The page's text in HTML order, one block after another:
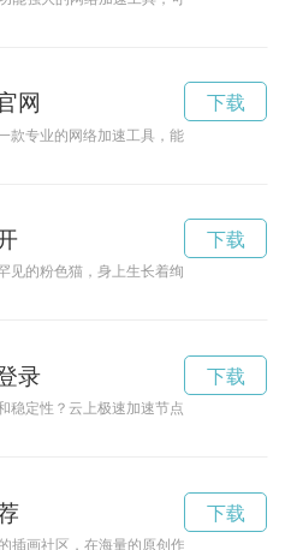
网
款专业的网络加速工具，能够帮助用户快
下载
见的粉色猫，身上生长着绚丽的樱花花纹
下载
录
稳定性？云上极速加速节点购买是您的不
下载
插画社区，在海量的原创作品中蕴藏着无
下载